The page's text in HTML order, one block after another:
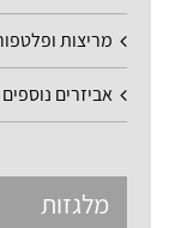
מריצות
אביזרים
מלגזות